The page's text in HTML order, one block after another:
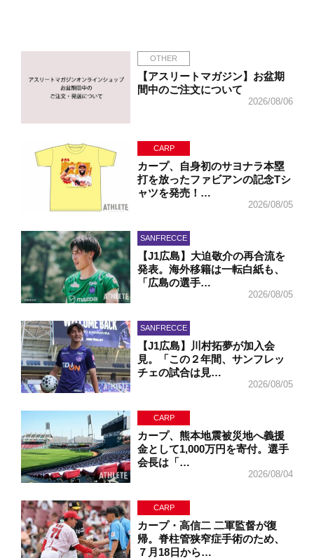
OTHER
【アスリートマガジン】お盆期
間中のご注文について
2026/08/06
CARP
カープ、自身初のサヨナラ本塁
打を放ったファビアンの記念Tシ
ャツを発売！…
2026/08/05
SANFRECCE
【J1広島】大迫敬介の再合流を
発表。海外移籍は一転白紙も、
「広島の選手…
2026/08/05
SANFRECCE
【J1広島】川村拓夢が加入会
見。「この２年間、サンフレッ
チェの試合は見…
2026/08/05
CARP
カープ、熊本地震被災地へ義援
金として1,000万円を寄付。選手
会長は「…
2026/08/04
CARP
カープ・高信二 二軍監督が復
帰。脊柱管狭窄症手術のため、
７月18日から…